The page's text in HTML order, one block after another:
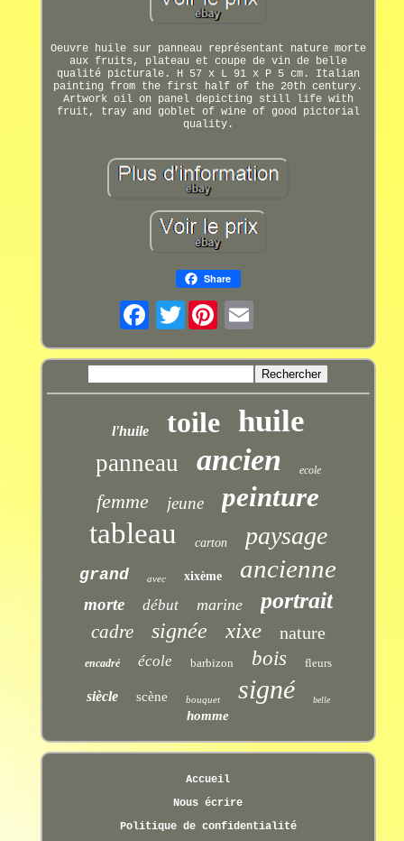
Oeuvre huile sur panneau représentant nature morte
aux fruits, plateau et coupe de vin de belle
qualité picturale. H 57 x L 91 x P 5 cm. Italian
painting from the first half of the 20th century.
Artwork oil on panel depicting still life with
fruit, tray and goblet of wine of good pictorial
quality.
Share
Twitter
l'huile toile huile
panneau ancien ecole
femme jeune peinture
tableau carton paysage
grand avec xixème ancienne
morte début marine portrait
cadre signée xixe nature
encadré école barbizon bois fleurs
siècle scène bouquet signé belle
homme
Accueil
Nous écrire
Politique de confidentialité